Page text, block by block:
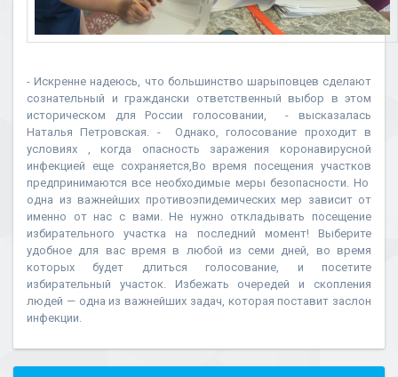
- Искренне надеюсь, что большинство шарыповцев сделают
сознательный и граждански ответственный выбор в этом
историческом для России голосовании, - высказалась
Наталья Петровская. - Однако, голосование проходит в
условиях , когда опасность заражения коронавирусной
инфекцией еще сохраняется,Во время посещения участков
предпринимаются все необходимые меры безопасности. Но
одна из важнейших противоэпидемических мер зависит от
именно от нас с вами. Не нужно откладывать посещение
избирательного участка на последний момент! Выберите
удобное для вас время в любой из семи дней, во время
которых будет длиться голосование, и посетите
избирательный участок. Избежать очередей и скопления
людей — одна из важнейших задач, которая поставит заслон
инфекции.